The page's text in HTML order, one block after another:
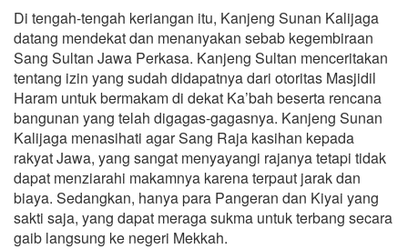
Di tengah-tengah keriangan itu, Kanjeng Sunan Kalijaga
datang mendekat dan menanyakan sebab kegembiraan
Sang Sultan Jawa Perkasa. Kanjeng Sultan menceritakan
tentang izin yang sudah didapatnya dari otoritas Masjidil
Haram untuk bermakam di dekat Ka’bah beserta rencana
bangunan yang telah digagas-gagasnya. Kanjeng Sunan
Kalijaga menasihati agar Sang Raja kasihan kepada
rakyat Jawa, yang sangat menyayangi rajanya tetapi tidak
dapat menziarahi makamnya karena terpaut jarak dan
biaya. Sedangkan, hanya para Pangeran dan Kiyai yang
sakti saja, yang dapat meraga sukma untuk terbang secara
gaib langsung ke negeri Mekkah.